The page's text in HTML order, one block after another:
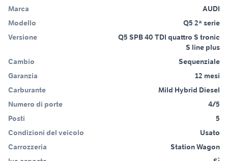
Marca
AUDI
Modello
Q5 2ª serie
Versione
Q5 SPB 40 TDI quattro S tronic
S line plus
Cambio
Sequenziale
Garanzia
12 mesi
Carburante
Mild Hybrid Diesel
Numero di porte
4/5
Posti
5
Condizioni del veicolo
Usato
Carrozzeria
Station Wagon